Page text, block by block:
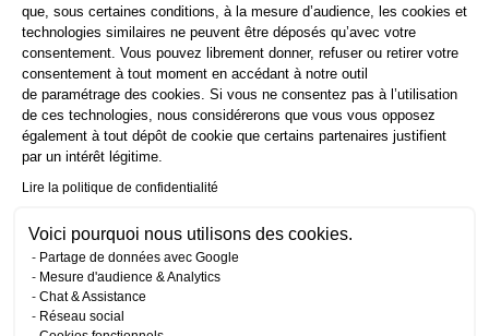
que, sous certaines conditions, à la mesure d’audience, les cookies et
technologies similaires ne peuvent être déposés qu’avec votre
consentement. Vous pouvez librement donner, refuser ou retirer votre
consentement à tout moment en accédant à notre outil
de paramétrage des cookies. Si vous ne consentez pas à l’utilisation
de ces technologies, nous considérerons que vous vous opposez
également à tout dépôt de cookie que certains partenaires justifient
par un intérêt légitime.
Lire la politique de confidentialité
Voici pourquoi nous utilisons des cookies.
Partage de données avec Google
Mesure d'audience & Analytics
Chat & Assistance
Réseau social